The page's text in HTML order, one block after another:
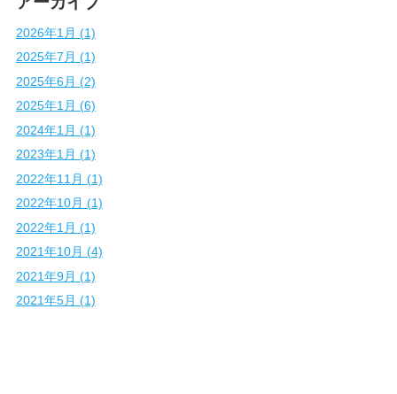
2026年1月 (1)
2025年7月 (1)
2025年6月 (2)
2025年1月 (6)
2024年1月 (1)
2023年1月 (1)
2022年11月 (1)
2022年10月 (1)
2022年1月 (1)
2021年10月 (4)
2021年9月 (1)
2021年5月 (1)